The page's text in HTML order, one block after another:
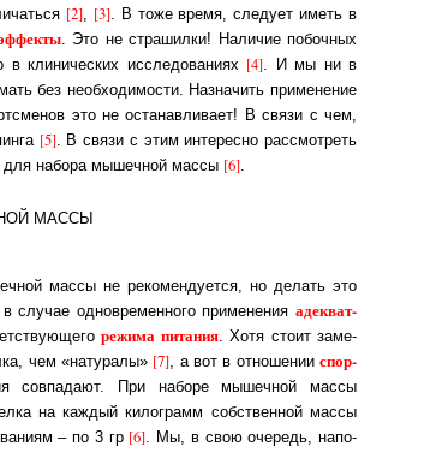
[2], [3]. В тоже время, сле­ду­ет иметь в
. Это не страшилки! На­ли­чие по­боч­ных
клинических ис­сле­до­ва­ни­ях [4]. И мы ни в
без необходимости. Назначить при­ме­не­ние
это не ос­та­нав­ли­ва­ет! В свя­зи с чем,
[5]. В связи с этим интересно рас­смот­реть
для набора мышечной массы [6].
массы не рекомендуется, но делать это
случае од­но­вре­мен­но­го применения аде­кват­
режима питания. Хо­тя сто­ит за­ме­
чем «натуралы» [7], а вот в от­но­ше­нииспор­
совпадают. При наборе мы­шеч­ной мас­сы
на каждый килограмм собст­вен­ной мас­сы
– по 3 гр [6]. Мы, в свою оче­редь, на­по­